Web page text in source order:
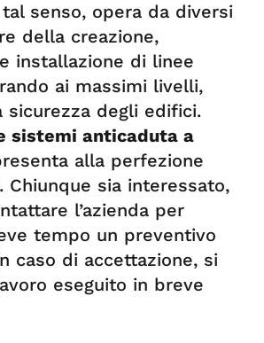
senso, opera da diversi
della creazione,
installazione di linee
ai massimi livelli,
sicurezza degli edifici.
sistemi anticaduta a
alla perfezione
Chiunque sia interessato,
l’azienda per
tempo un preventivo
caso di accettazione, si
eseguito in breve